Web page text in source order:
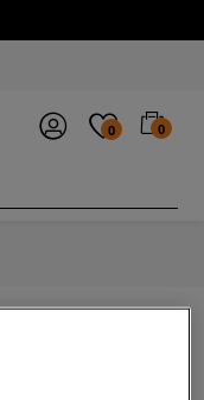
0 0